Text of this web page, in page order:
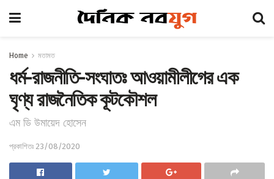
Home মতামত
ধর্ম-রাজনীতি-সংঘাতঃ আওয়ামীলীগের এক
ঘৃণ্য রাজনৈতিক কূটকৌশল
এম ডি উমায়েদ হোসেন
প্রকাশিতঃ 23/08/2020